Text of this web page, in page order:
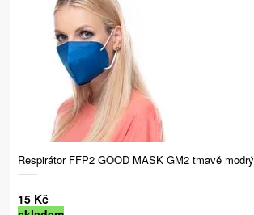
Respirátor FFP2 GOOD MASK GM2 tmavě modrý
15 Kč